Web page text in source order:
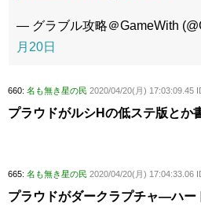
— グラブル攻略＠GameWith
月20日
660: 名も無き星の民 2020/04/20(月) 17:03:09.45
プラウドがルシHの低ステ版とか
665: 名も無き星の民 2020/04/20(月) 17:04:33.06
プラウドがダークラプチャ―ハー